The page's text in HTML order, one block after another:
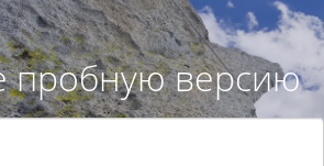
пробную версию